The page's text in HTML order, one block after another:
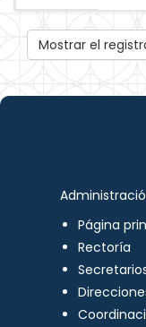
Mostrar el
Página
Rectoría